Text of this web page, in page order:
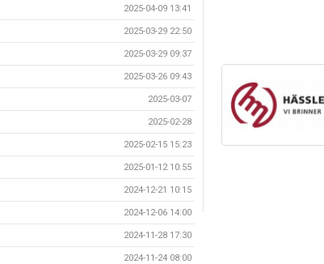
2025-04-09 13:41
2025-03-29 22:50
2025-03-29 09:37
2025-03-26 09:43
2025-03-07
2025-02-28
2025-02-15 15:23
2025-01-12 10:55
2024-12-21 10:15
2024-12-06 14:00
2024-11-28 17:30
2024-11-24 08:00